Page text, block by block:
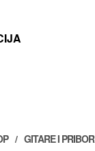
GITARE I PRIBOR